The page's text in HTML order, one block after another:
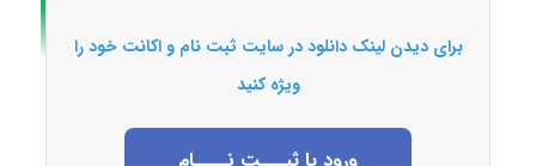
برای دیدن لینک دانلود در سایت ثبت نام و اکانت خود را
ویژه کنید